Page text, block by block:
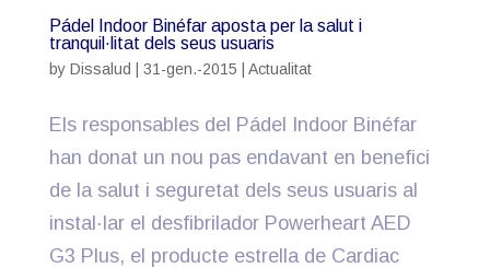
Pádel Indoor Binéfar aposta per la salut i
tranquil·litat dels seus usuaris
by Dissalud 31-gen.-2015 Actualitat
Els responsables del Pádel Indoor Binéfar
han donat un nou pas endavant en benefici
de la salut i seguretat dels seus usuaris al
instal·lar el desfibrilador Powerheart AED
G3 Plus, el producte estrella de Cardiac